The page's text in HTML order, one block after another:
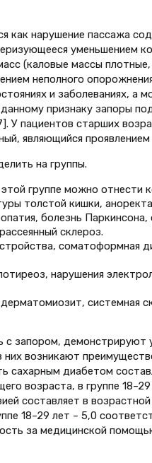
как нарушение пассажа
уменьшением
(каловые массы
неполного
и заболеваниях, а
признаку запоры
У пациентов старших
являющийся
на группы.
группе можно отнести
толстой кишки,
болезнь Паркинсона,
склероз.
соматоформная
нарушения
системная
с запором, демонстрируют
возникают
сахарным диабетом
возраста, в группе
составляет в
18–29 лет – 5,0
за медицинской